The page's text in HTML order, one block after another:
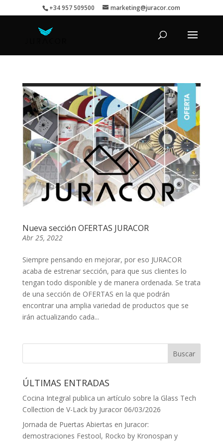
+34 957 509500 marketing@juracor.com
Nueva sección OFERTAS JURACOR
Abr 25, 2022
Siempre pensando en mejorar, por eso JURACOR
acaba de estrenar sección, para que sus clientes lo
tengan todo disponible y de manera ordenada. Se trata
de una sección de OFERTAS en la que podrán
encontrar una amplia variedad de productos que se
irán actualizando cada...
ÚLTIMAS ENTRADAS
Cocina Integral publica un artículo sobre la Glass Tech
Collection de V-Lack by Juracor 06/03/2026
Jornada de Puertas Abiertas en Juracor:
demostraciones Festool, Rocko by Kronospan y